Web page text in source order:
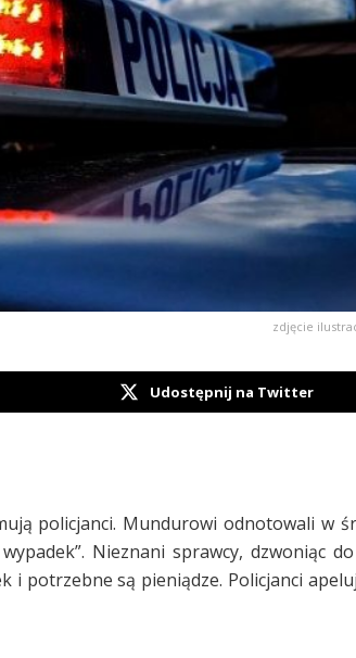
zdjęcie
Udostępnij na Twitter
policjanci. Mundurowi odnotowali w
Nieznani sprawcy, dzwoniąc
i potrzebne są pieniądze. Policjanci